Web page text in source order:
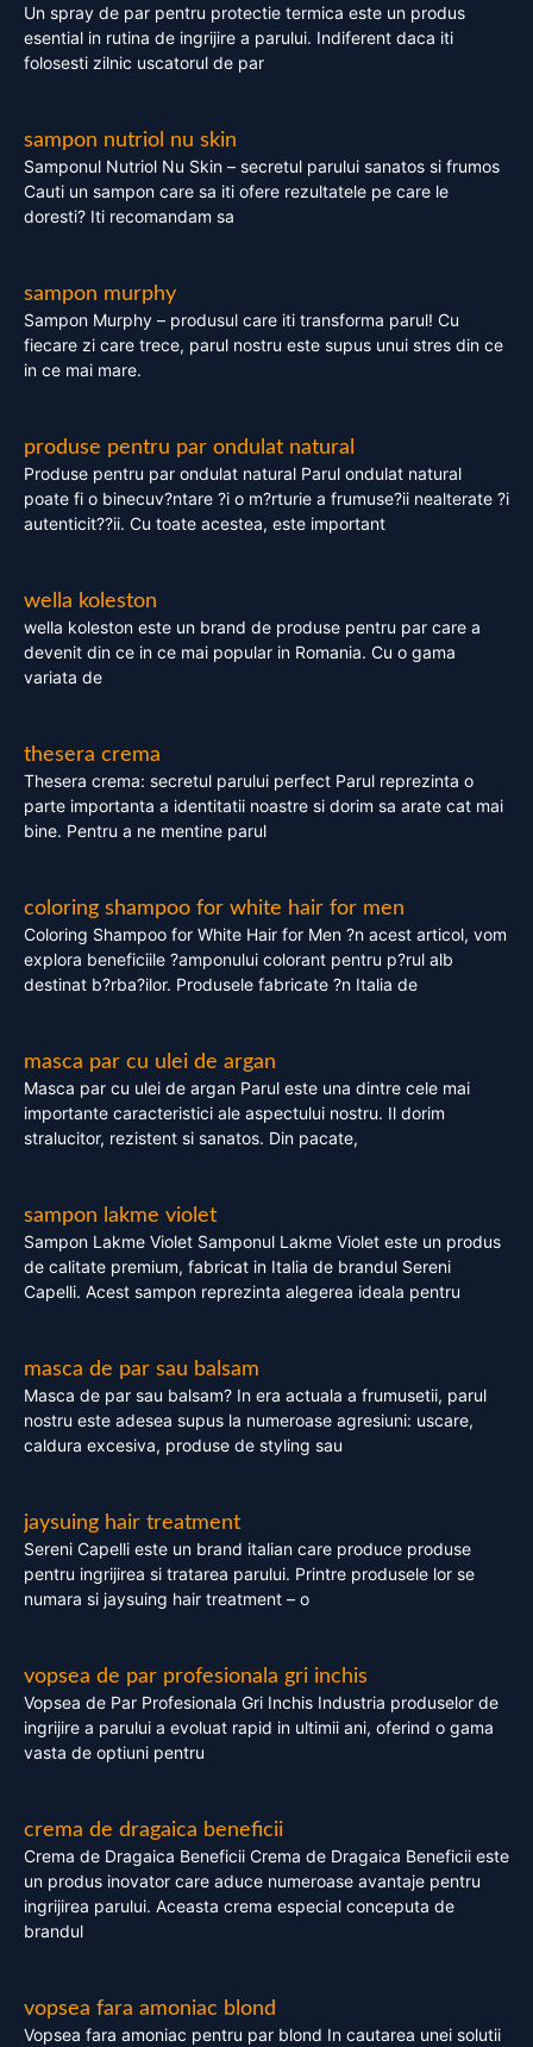
Un spray de par pentru protectie termica este un produs
esential in rutina de ingrijire a parului. Indiferent daca iti
folosesti zilnic uscatorul de par
sampon nutriol nu skin
Samponul Nutriol Nu Skin – secretul parului sanatos si frumos
Cauti un sampon care sa iti ofere rezultatele pe care le
doresti? Iti recomandam sa
sampon murphy
Sampon Murphy – produsul care iti transforma parul! Cu
fiecare zi care trece, parul nostru este supus unui stres din ce
in ce mai mare.
produse pentru par ondulat natural
Produse pentru par ondulat natural Parul ondulat natural
poate fi o binecuv?ntare ?i o m?rturie a frumuse?ii nealterate ?i
autenticit??ii. Cu toate acestea, este important
wella koleston
wella koleston este un brand de produse pentru par care a
devenit din ce in ce mai popular in Romania. Cu o gama
variata de
thesera crema
Thesera crema: secretul parului perfect Parul reprezinta o
parte importanta a identitatii noastre si dorim sa arate cat mai
bine. Pentru a ne mentine parul
coloring shampoo for white hair for men
Coloring Shampoo for White Hair for Men ?n acest articol, vom
explora beneficiile ?amponului colorant pentru p?rul alb
destinat b?rba?ilor. Produsele fabricate ?n Italia de
masca par cu ulei de argan
Masca par cu ulei de argan Parul este una dintre cele mai
importante caracteristici ale aspectului nostru. Il dorim
stralucitor, rezistent si sanatos. Din pacate,
sampon lakme violet
Sampon Lakme Violet Samponul Lakme Violet este un produs
de calitate premium, fabricat in Italia de brandul Sereni
Capelli. Acest sampon reprezinta alegerea ideala pentru
masca de par sau balsam
Masca de par sau balsam? In era actuala a frumusetii, parul
nostru este adesea supus la numeroase agresiuni: uscare,
caldura excesiva, produse de styling sau
jaysuing hair treatment
Sereni Capelli este un brand italian care produce produse
pentru ingrijirea si tratarea parului. Printre produsele lor se
numara si jaysuing hair treatment – o
vopsea de par profesionala gri inchis
Vopsea de Par Profesionala Gri Inchis Industria produselor de
ingrijire a parului a evoluat rapid in ultimii ani, oferind o gama
vasta de optiuni pentru
crema de dragaica beneficii
Crema de Dragaica Beneficii Crema de Dragaica Beneficii este
un produs inovator care aduce numeroase avantaje pentru
ingrijirea parului. Aceasta crema especial conceputa de
brandul
vopsea fara amoniac blond
Vopsea fara amoniac pentru par blond In cautarea unei solutii